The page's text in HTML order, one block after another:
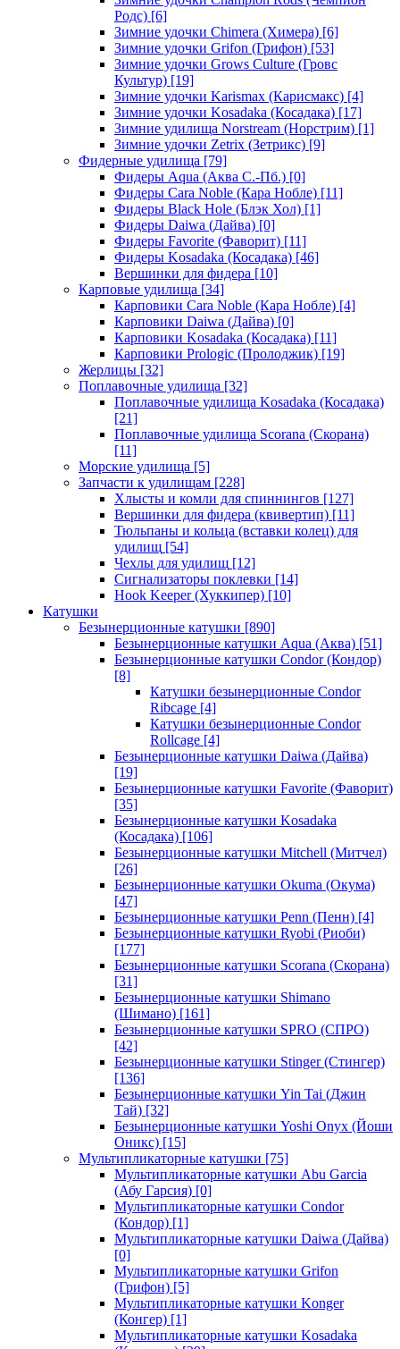
Родс) [6]
Зимние удочки Chimera (Химера) [6]
Зимние удочки Grifon (Грифон) [53]
Зимние удочки Grows Culture (Гровс
Культур) [19]
Зимние удочки Karismax (Карисмакс) [4]
Зимние удочки Kosadaka (Косадака) [17]
Зимние удилища Norstream (Норстрим) [1]
Зимние удочки Zetrix (Зетрикс) [9]
Фидерные удилища [79]
Фидеры Aqua (Аква С.-Пб.) [0]
Фидеры Cara Noble (Кара Нобле) [11]
Фидеры Black Hole (Блэк Хол) [1]
Фидеры Daiwa (Дайва) [0]
Фидеры Favorite (Фаворит) [11]
Фидеры Kosadaka (Косадака) [46]
Вершинки для фидера [10]
Карповые удилища [34]
Карповики Cara Noble (Кара Нобле) [4]
Карповики Daiwa (Дайва) [0]
Карповики Kosadaka (Косадака) [11]
Карповики Prologic (Пролоджик) [19]
Жерлицы [32]
Поплавочные удилища [32]
Поплавочные удилища Kosadaka (Косадака)
[21]
Поплавочные удилища Scorana (Скорана)
[11]
Морские удилища [5]
Запчасти к удилищам [228]
Хлысты и комли для спиннингов [127]
Вершинки для фидера (квивертип) [11]
Тюльпаны и кольца (вставки колец) для
удилищ [54]
Чехлы для удилищ [12]
Сигнализаторы поклевки [14]
Hook Keeper (Хуккипер) [10]
Катушки
Безынерционные катушки [890]
Безынерционные катушки Aqua (Аква) [51]
Безынерционные катушки Condor (Кондор)
[8]
Катушки безынерционные Condor
Ribcage [4]
Катушки безынерционные Condor
Rollcage [4]
Безынерционные катушки Daiwa (Дайва)
[19]
Безынерционные катушки Favorite (Фаворит)
[35]
Безынерционные катушки Kosadaka
(Косадака) [106]
Безынерционные катушки Mitchell (Митчел)
[26]
Безынерционные катушки Okuma (Окума)
[47]
Безынерционные катушки Penn (Пенн) [4]
Безынерционные катушки Ryobi (Риоби)
[177]
Безынерционные катушки Scorana (Скорана)
[31]
Безынерционные катушки Shimano
(Шимано) [161]
Безынерционные катушки SPRO (СПРО)
[42]
Безынерционные катушки Stinger (Стингер)
[136]
Безынерционные катушки Yin Tai (Джин
Тай) [32]
Безынерционные катушки Yoshi Onyx (Йоши
Оникс) [15]
Мультипликаторные катушки [75]
Мультипликаторные катушки Abu Garcia
(Абу Гарсия) [0]
Мультипликаторные катушки Condor
(Кондор) [1]
Мультипликаторные катушки Daiwa (Дайва)
[0]
Мультипликаторные катушки Grifon
(Грифон) [5]
Мультипликаторные катушки Konger
(Конгер) [1]
Мультипликаторные катушки Kosadaka